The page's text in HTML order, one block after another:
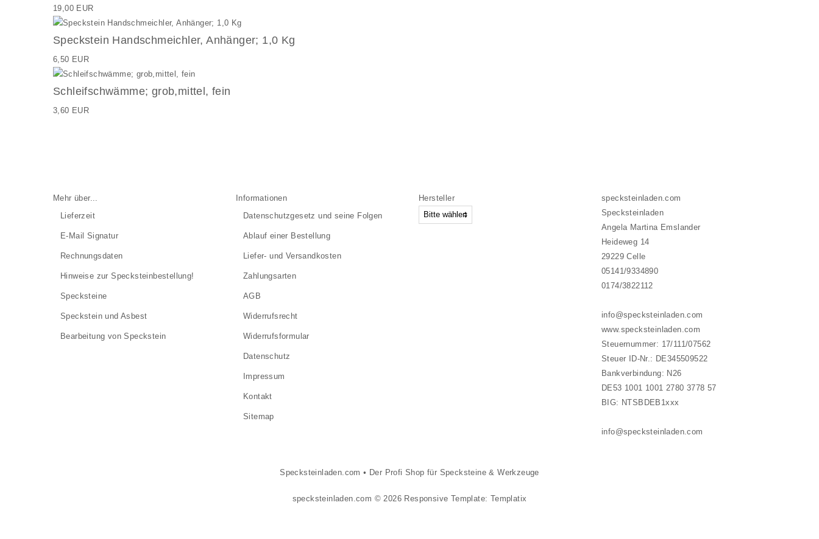
19,00 EUR
Speckstein Handschmeichler, Anhänger; 1,0 Kg
6,50 EUR
Schleifschwämme; grob,mittel, fein
3,60 EUR
Mehr über...
Lieferzeit
E-Mail Signatur
Rechnungsdaten
Hinweise zur Specksteinbestellung!
Specksteine
Speckstein und Asbest
Bearbeitung von Speckstein
Informationen
Datenschutzgesetz und seine Folgen
Ablauf einer Bestellung
Liefer- und Versandkosten
Zahlungsarten
AGB
Widerrufsrecht
Widerrufsformular
Datenschutz
Impressum
Kontakt
Sitemap
Hersteller
specksteinladen.com
Specksteinladen
Angela Martina Emslander
Heideweg 14
29229 Celle
05141/9334890
0174/3822112
info@specksteinladen.com
www.specksteinladen.com
Steuernummer: 17/111/07562
Steuer ID-Nr.: DE345509522
Bankverbindung: N26
DE53 1001 1001 2780 3778 57
BIG: NTSBDEB1xxx
info@specksteinladen.com
Specksteinladen.com• Der Profi Shop für Specksteine & Werkzeuge
specksteinladen.com © 2026 Responsive Template: Templatix